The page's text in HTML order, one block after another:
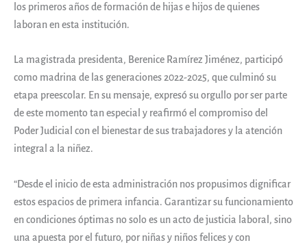
los primeros años de formación de hijas e hijos de quienes
laboran en esta institución.
La magistrada presidenta, Berenice Ramírez Jiménez, participó
como madrina de las generaciones 2022-2025, que culminó su
etapa preescolar. En su mensaje, expresó su orgullo por ser parte
de este momento tan especial y reafirmó el compromiso del
Poder Judicial con el bienestar de sus trabajadores y la atención
integral a la niñez.
“Desde el inicio de esta administración nos propusimos dignificar
estos espacios de primera infancia. Garantizar su funcionamiento
en condiciones óptimas no solo es un acto de justicia laboral, sino
una apuesta por el futuro, por niñas y niños felices y con